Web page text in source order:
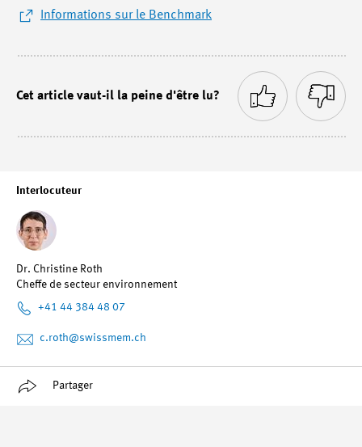
Interlocuteur
Dr. Christine Roth
Cheffe de secteur environnement
+41 44 384 48 07
c.roth@swissmem.ch
Partager
Informations sur le Benchmark
Cet article vaut-il la peine d'être lu?